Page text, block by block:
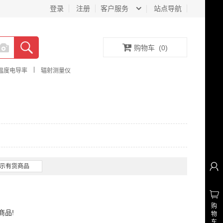
客户服务 站点导航
登录 注册
度电导率 辐射测量仪
购物车 (0)
有货商品
品!
购
物